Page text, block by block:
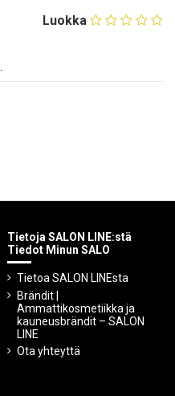
Luokka
Tietoja SALON LINE:stä
Tiedot Minun SALO
Tietoa SALON LINEsta
Brändit |
Ammattikosmetiikka ja
kauneusbrändit – SALON
LINE
Ota yhteyttä